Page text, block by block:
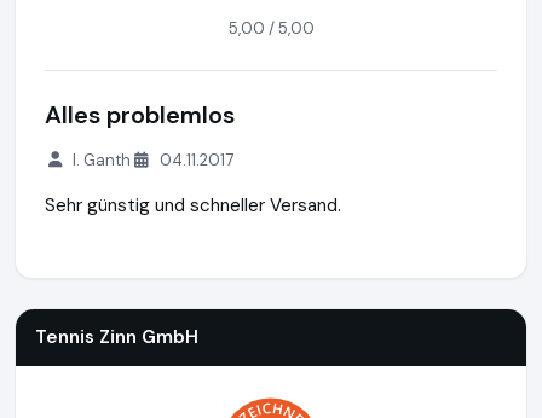
5,00 / 5,00
Alles problemlos
I. Ganth 04.11.2017
Sehr günstig und schneller Versand.
Tennis Zinn GmbH